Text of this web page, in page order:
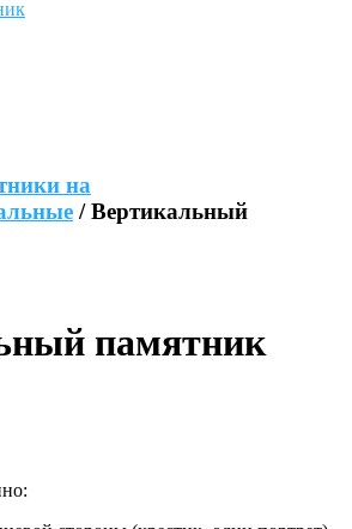
на
/ Вертикальный
памятник